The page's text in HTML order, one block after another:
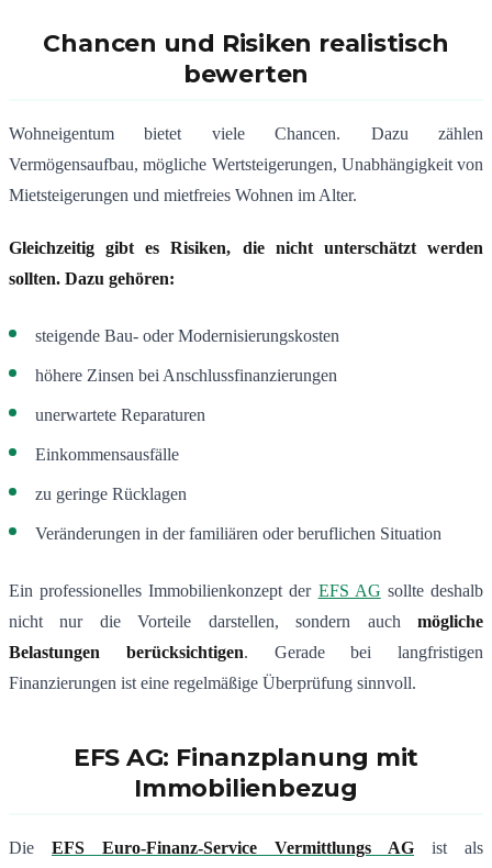
Chancen und Risiken realistisch
bewerten
Wohneigentum bietet viele Chancen. Dazu zählen
Vermögensaufbau, mögliche Wertsteigerungen, Unabhängigkeit von
Mietsteigerungen und mietfreies Wohnen im Alter.
Gleichzeitig gibt es Risiken, die nicht unterschätzt werden
sollten. Dazu gehören:
steigende Bau- oder Modernisierungskosten
höhere Zinsen bei Anschlussfinanzierungen
unerwartete Reparaturen
Einkommensausfälle
zu geringe Rücklagen
Veränderungen in der familiären oder beruflichen Situation
Ein professionelles Immobilienkonzept der EFS AG sollte deshalb
nicht nur die Vorteile darstellen, sondern auch mögliche
Belastungen berücksichtigen. Gerade bei langfristigen
Finanzierungen ist eine regelmäßige Überprüfung sinnvoll.
EFS AG: Finanzplanung mit
Immobilienbezug
Die EFS Euro-Finanz-Service Vermittlungs AG ist als